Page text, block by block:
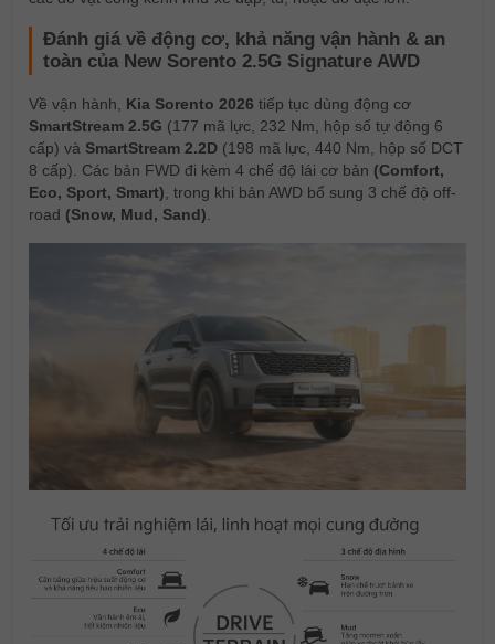
Đánh giá về động cơ, khả năng vận hành & an
toàn của New Sorento 2.5G Signature AWD
Về vận hành, Kia Sorento 2026 tiếp tục dùng động cơ
SmartStream 2.5G (177 mã lực, 232 Nm, hộp số tự động 6
cấp) và SmartStream 2.2D (198 mã lực, 440 Nm, hộp số DCT
8 cấp). Các bản FWD đi kèm 4 chế độ lái cơ bản (Comfort,
Eco, Sport, Smart) , trong khi bản AWD bổ sung 3 chế độ off-
road (Snow, Mud, Sand)